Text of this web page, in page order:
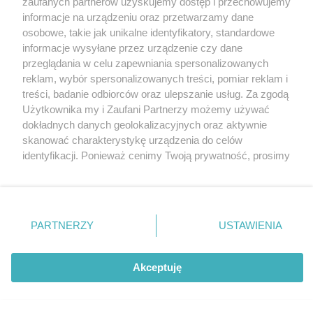
na orła w kolejnym rzucie wynosi 50%.
+3
Odpowiedz
no nie o to chodziło
nie myl Emila
Ta strona korzysta z ciasteczek aby świadczyć usługi na
Zgoda
informacje na urządzeniu oraz przetwarzamy dane
osobowe, takie jak unikalne identyfikatory, standardowe
informacje wysyłane przez urządzenie czy dane
przeglądania w celu zapewniania spersonalizowanych
reklam, wybór spersonalizowanych treści, pomiar reklam i
treści, badanie odbiorców oraz ulepszanie usług. Za zgodą
Użytkownika my i Zaufani Partnerzy możemy używać
dokładnych danych geolokalizacyjnych oraz aktywnie
skanować charakterystykę urządzenia do celów
identyfikacji. Ponieważ cenimy Twoją prywatność, prosimy
prywatności znajdujący się w lewym dolnym rogu strony
. Niektóre rodzaje przetwarzania danych nie wymagają
zgody użytkownika, ale masz prawo sprzeciwić się
takiemu przetwarzaniu. Preferencje będą miały
zastosowania tylko na tej witrynie.
PARTNERZY USTAWIENIA
Akceptuję